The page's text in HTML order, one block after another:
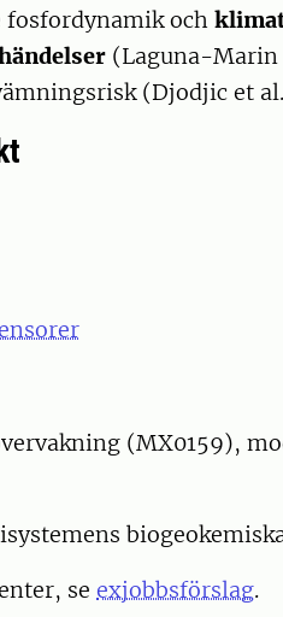
fosfordynamik och
(Laguna-Marin
(Djodjic et
(MX0159),
se exjobbsförslag.